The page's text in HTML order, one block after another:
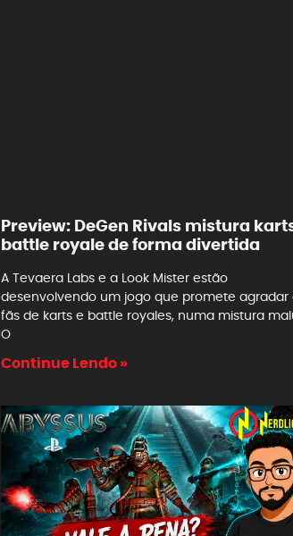
Preview: DeGen Rivals mistura
battle royale de forma divertida
A Tevaera Labs e a Look Mister estão
desenvolvendo um jogo que promete agradar
fãs de karts e battle royales, numa mistura
O
Continue Lendo »